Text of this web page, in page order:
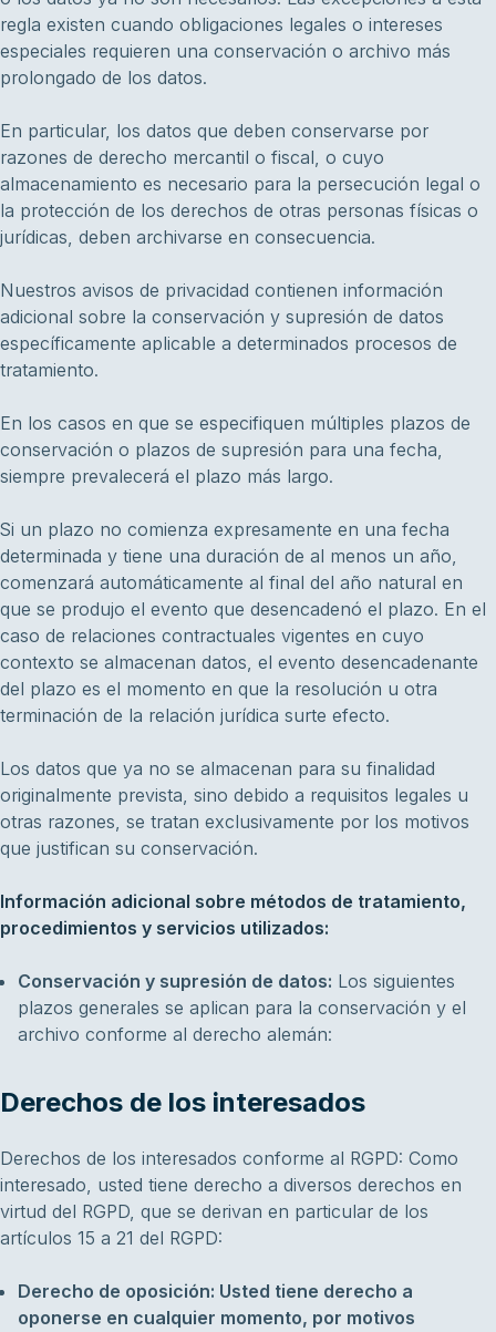
regla existen cuando obligaciones legales o intereses
especiales requieren una conservación o archivo más
prolongado de los datos.
En particular, los datos que deben conservarse por
razones de derecho mercantil o fiscal, o cuyo
almacenamiento es necesario para la persecución legal o
la protección de los derechos de otras personas físicas o
jurídicas, deben archivarse en consecuencia.
Nuestros avisos de privacidad contienen información
adicional sobre la conservación y supresión de datos
específicamente aplicable a determinados procesos de
tratamiento.
En los casos en que se especifiquen múltiples plazos de
conservación o plazos de supresión para una fecha,
siempre prevalecerá el plazo más largo.
Si un plazo no comienza expresamente en una fecha
determinada y tiene una duración de al menos un año,
comenzará automáticamente al final del año natural en
que se produjo el evento que desencadenó el plazo. En el
caso de relaciones contractuales vigentes en cuyo
contexto se almacenan datos, el evento desencadenante
del plazo es el momento en que la resolución u otra
terminación de la relación jurídica surte efecto.
Los datos que ya no se almacenan para su finalidad
originalmente prevista, sino debido a requisitos legales u
otras razones, se tratan exclusivamente por los motivos
que justifican su conservación.
Información adicional sobre métodos de tratamiento,
procedimientos y servicios utilizados:
Conservación y supresión de datos: Los siguientes
plazos generales se aplican para la conservación y el
archivo conforme al derecho alemán:
Derechos de los interesados
Derechos de los interesados conforme al RGPD: Como
interesado, usted tiene derecho a diversos derechos en
virtud del RGPD, que se derivan en particular de los
artículos 15 a 21 del RGPD:
Derecho de oposición: Usted tiene derecho a
oponerse en cualquier momento, por motivos